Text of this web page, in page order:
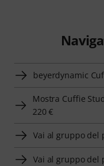
beyerdynamic
Mostra Cuffie
220 €
Vai al gruppo del
Vai al gruppo del